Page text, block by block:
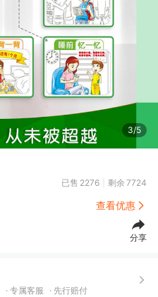
3/5
已售 2276 剩余 7724
查看优惠
分享
专属客服 先行赔付